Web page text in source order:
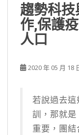
趨勢科
作,保護
人口
2020 年 05 月 18
若說過去
訓，那就
重要，團